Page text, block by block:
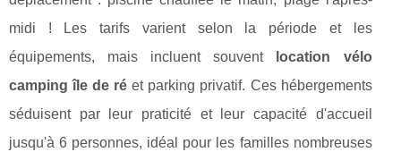
midi ! Les tarifs varient selon la période et les
équipements, mais incluent souvent
location vélo
camping île de ré et parking privatif. Ces hébergements
séduisent par leur praticité et leur capacité d'accueil
jusqu'à 6 personnes, idéal pour les familles nombreuses